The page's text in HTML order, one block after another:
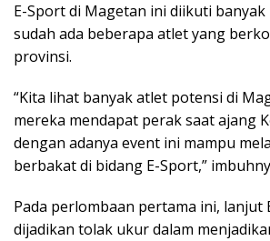
E-Sport di Magetan ini diikuti banyak
sudah ada beberapa atlet yang
provinsi.
“Kita lihat banyak atlet potensi di
mereka mendapat perak saat ajang
dengan adanya event ini mampu
berbakat di bidang E-Sport,”
Pada perlombaan pertama ini, lanjut
dijadikan tolak ukur dalam